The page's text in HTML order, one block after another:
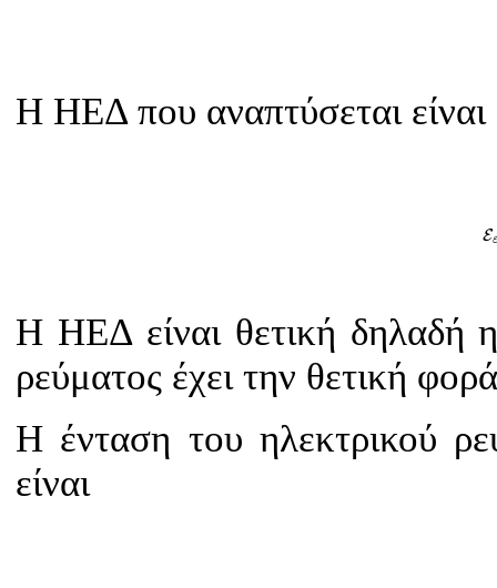
Η ΗΕΔ που αναπτύσεται
Eε
Η ΗΕΔ είναι θετική δηλαδή
ρεύματος έχει την θετική
Η ένταση του ηλεκτρικού
είναι